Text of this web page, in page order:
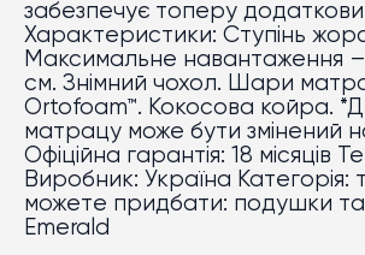
забезпечує топеру
Характеристики: Ступінь
Максимальне навантаження
см. Знімний чохол. Шари
Ortofoam™. Кокосова койра.
матрацу може бути змінений
Офіційна гарантія: 18 місяців
Виробник: Україна
можете придбати: подушки та
Emerald